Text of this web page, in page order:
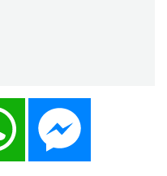
WhatsApp